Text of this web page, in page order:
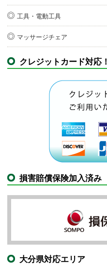
工具・電動工具
マッサージチェア
クレジットカード対応！
損害賠償保険加入済み
大分県対応エリア